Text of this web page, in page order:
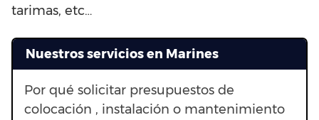
tarimas, etc…
Nuestros servicios en Marines
Por qué solicitar presupuestos de
colocación , instalación o mantenimiento